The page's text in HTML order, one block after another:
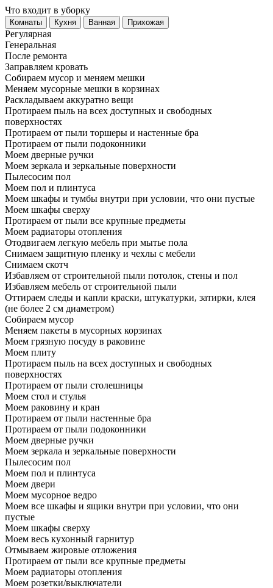
Что входит в уборку
Регу­лярная
Гене­ральная
После ремонта
Заправляем кровать
Собираем мусор и меняем мешки
Меняем мусорные мешки в корзинах
Раскладываем аккуратно вещи
Протираем пыль на всех доступных и свободных
поверхностях
Протираем от пыли торшеры и настенные бра
Протираем от пыли подоконники
Моем дверные ручки
Моем зеркала и зеркальные поверхности
Пылесосим пол
Моем пол и плинтуса
Моем шкафы и тумбы внутри при условии, что они пустые
Моем шкафы сверху
Протираем от пыли все крупные предметы
Моем радиаторы отопления
Отодвигаем легкую мебель при мытье пола
Снимаем защитную пленку и чехлы с мебели
Снимаем скотч
Избавляем от строительной пыли потолок, стены и пол
Избавляем мебель от строительной пыли
Оттираем следы и капли краски, штукатурки, затирки, клея
(не более 2 см диаметром)
Собираем мусор
Меняем пакеты в мусорных корзинах
Моем грязную посуду в раковине
Моем плиту
Протираем пыль на всех доступных и свободных
поверхностях
Протираем от пыли столешницы
Моем стол и стулья
Моем раковину и кран
Протираем от пыли настенные бра
Протираем от пыли подоконники
Моем дверные ручки
Моем зеркала и зеркальные поверхности
Пылесосим пол
Моем пол и плинтуса
Моем двери
Моем мусорное ведро
Моем все шкафы и ящики внутри при условии, что они
пустые
Моем шкафы сверху
Моем весь кухонный гарнитур
Отмываем жировые отложения
Протираем от пыли все крупные предметы
Моем радиаторы отопления
Моем розетки/выключатели